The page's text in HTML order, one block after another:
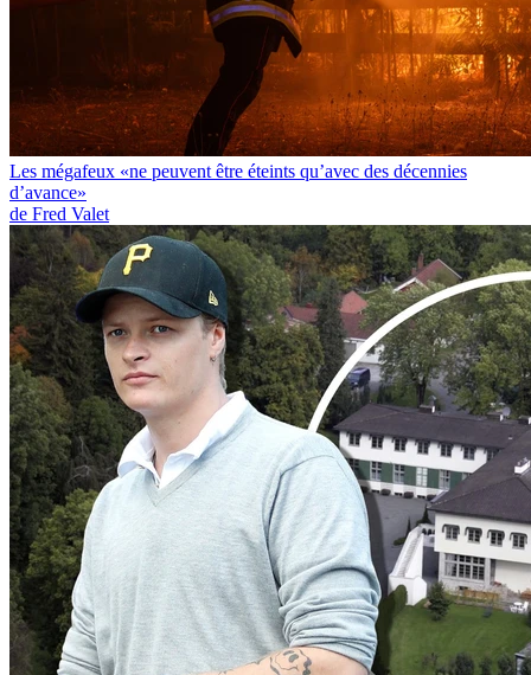
Les mégafeux «ne peuvent être éteints qu’avec des décennies
d’avance»
de Fred Valet